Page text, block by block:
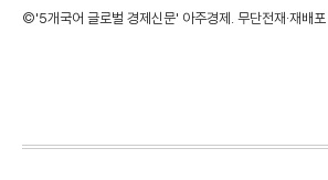
©'5개국어 글로벌 경제신문' 아주경제. 무단전재·재배포